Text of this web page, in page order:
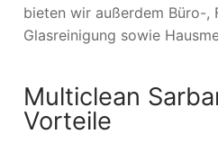
bieten wir außerdem Büro-,
Glasreinigung sowie
Multiclean
Vorteile